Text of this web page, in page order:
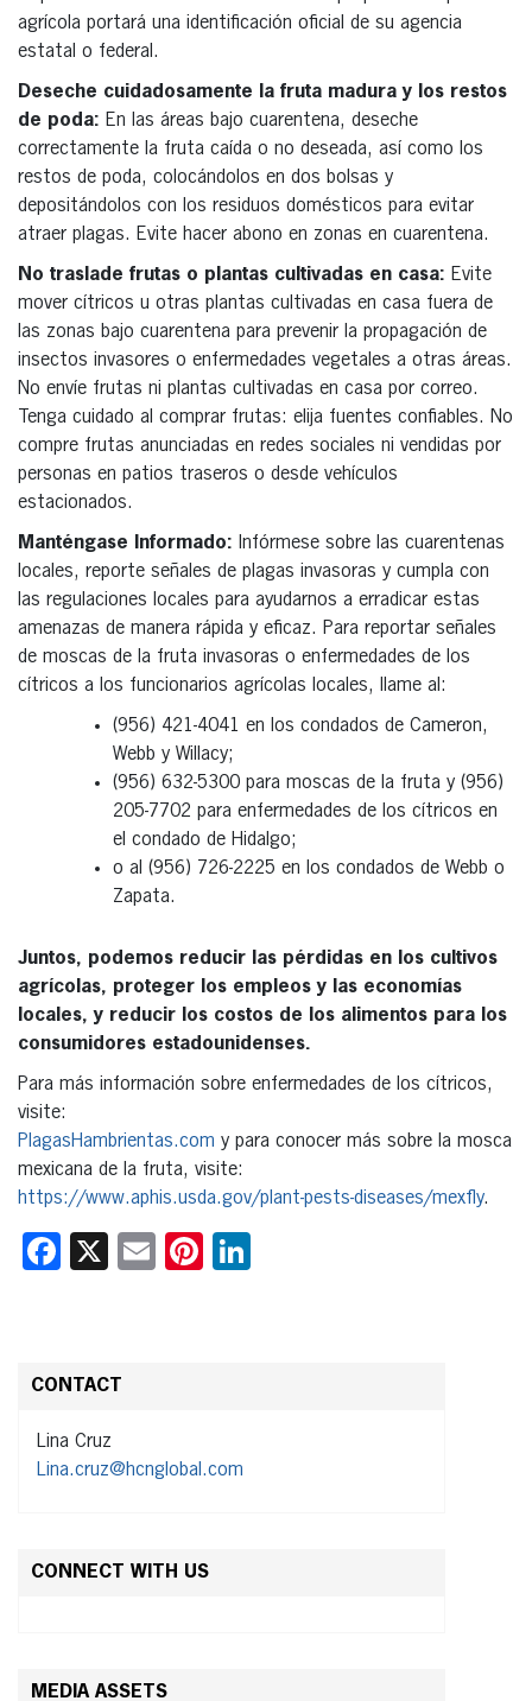
agrícola portará una identificación oficial de su agencia
estatal o federal.
Deseche cuidadosamente la fruta madura y los restos
de poda: En las áreas bajo cuarentena, deseche
correctamente la fruta caída o no deseada, así como los
restos de poda, colocándolos en dos bolsas y
depositándolos con los residuos domésticos para evitar
atraer plagas. Evite hacer abono en zonas en cuarentena.
No traslade frutas o plantas cultivadas en casa: Evite
mover cítricos u otras plantas cultivadas en casa fuera de
las zonas bajo cuarentena para prevenir la propagación de
insectos invasores o enfermedades vegetales a otras áreas.
No envíe frutas ni plantas cultivadas en casa por correo.
Tenga cuidado al comprar frutas: elija fuentes confiables. No
compre frutas anunciadas en redes sociales ni vendidas por
personas en patios traseros o desde vehículos
estacionados.
Manténgase Informado: Infórmese sobre las cuarentenas
locales, reporte señales de plagas invasoras y cumpla con
las regulaciones locales para ayudarnos a erradicar estas
amenazas de manera rápida y eficaz. Para reportar señales
de moscas de la fruta invasoras o enfermedades de los
cítricos a los funcionarios agrícolas locales, llame al:
(956) 421-4041 en los condados de Cameron,
Webb y Willacy;
(956) 632-5300 para moscas de la fruta y (956)
205-7702 para enfermedades de los cítricos en
el condado de Hidalgo;
o al (956) 726-2225 en los condados de Webb o
Zapata.
Juntos, podemos reducir las pérdidas en los cultivos
agrícolas, proteger los empleos y las economías
locales, y reducir los costos de los alimentos para los
consumidores estadounidenses.
Para más información sobre enfermedades de los cítricos,
visite:
PlagasHambrientas.com y para conocer más sobre la mosca
mexicana de la fruta, visite:
https://www.aphis.usda.gov/plant-pests-diseases/mexfly.
Facebook
X EmailPinterest
CONTACT
Lina Cruz
Lina.cruz@hcnglobal.com
CONNECT WITH US
MEDIA ASSETS